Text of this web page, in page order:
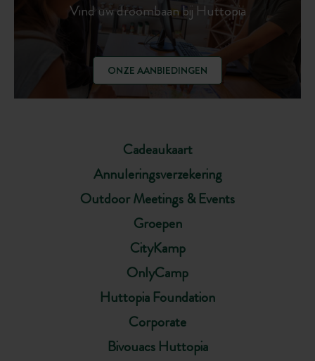
Cadeaukaart
Annuleringsverzekering
Outdoor Meetings & Events
Groepen
CityKamp
OnlyCamp
Huttopia Foundation
Corporate
Bivouacs Huttopia
Vind uw droombaan bij Huttopia
ONZE AANBIEDINGEN